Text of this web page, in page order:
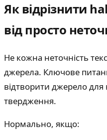
Як відрізнити
від просто
Не кожна неточність
джерела. Ключове
відтворити джерело
твердження.
Нормально, якщо: